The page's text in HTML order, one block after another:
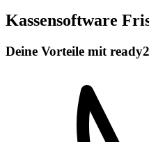
Kassensoftware
Deine Vorteile mit